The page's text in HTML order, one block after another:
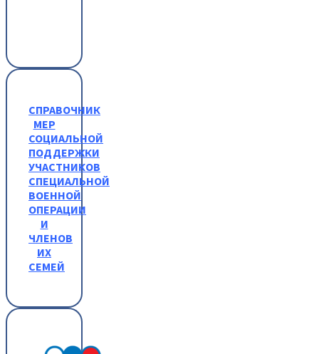
СПРАВОЧНИК
МЕР
СОЦИАЛЬНОЙ
ПОДДЕРЖКИ
УЧАСТНИКОВ
СПЕЦИАЛЬНОЙ
ВОЕННОЙ
ОПЕРАЦИИ
И
ЧЛЕНОВ
ИХ
СЕМЕЙ